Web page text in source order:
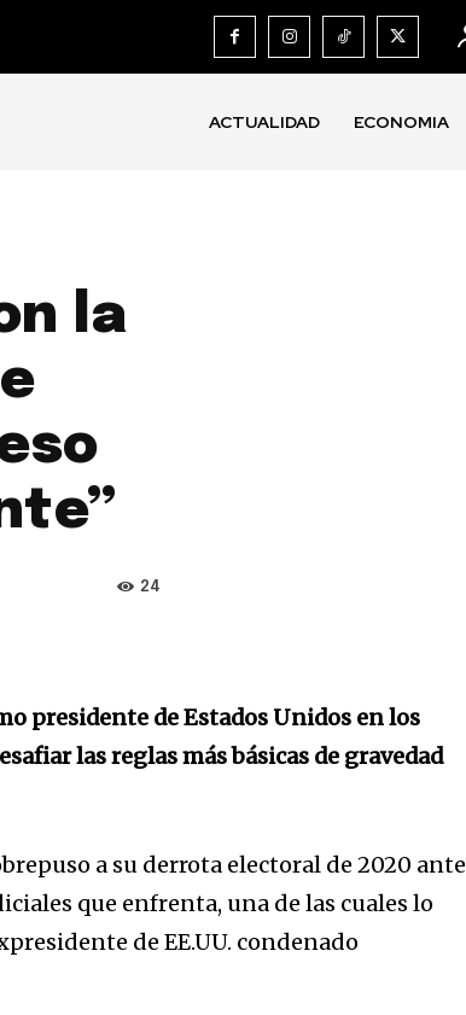
ACTUALIDAD ECONOMIA
la
24
presidente de Estados Unidos en los
las reglas más básicas de gravedad
a su derrota electoral de 2020 ante
que enfrenta, una de las cuales lo
de EE.UU. condenado